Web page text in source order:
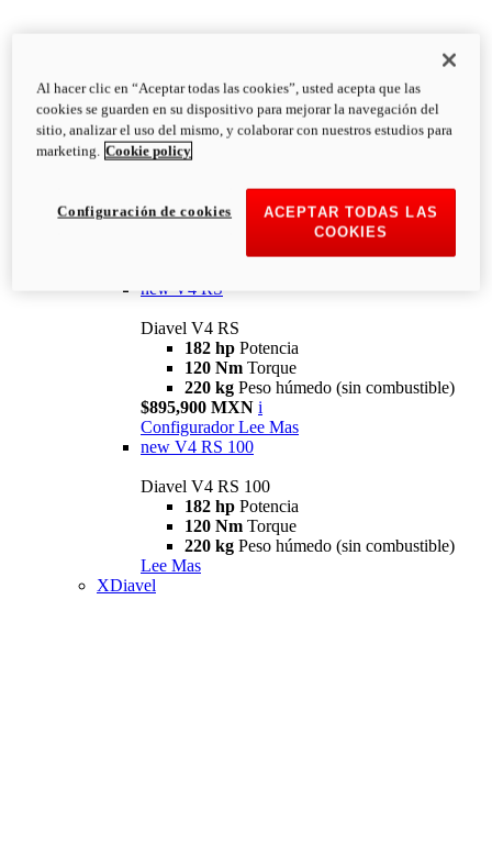
Diavel
V4
Diavel V4
126 NmTorque
223 kg
PESO HÚMEDO SIN
new V4 RS
Diavel V4 RS
182 hp Potencia
120 Nm Torque
220 kg Peso húmedo (sin combustible)
$895,900 MXN i
Configurador Lee Mas
new V4 RS 100
Diavel V4 RS 100
182 hp Potencia
120 Nm Torque
220 kg Peso húmedo (sin combustible)
Lee Mas
XDiavel
Al hacer clic en “Aceptar todas las cookies”, usted acepta que las
cookies se guarden en su dispositivo para mejorar la navegación del
sitio, analizar el uso del mismo, y colaborar con nuestros estudios para
marketing. Cookie policy
ACEPTAR TODAS LAS
COOKIES
Configuración de cookies